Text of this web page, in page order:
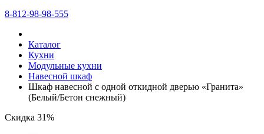
8-812-98-98-555
Каталог
Кухни
Модульные кухни
Навесной шкаф
Шкаф навесной c одной откидной дверью «Гранита»
(Белый/Бетон снежный)
Скидка 31%